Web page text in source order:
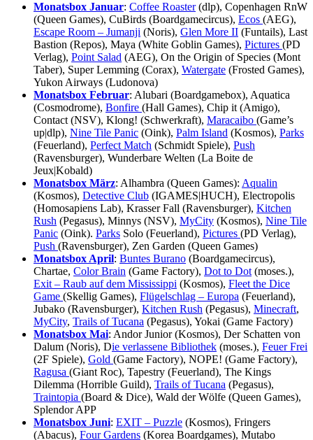
Monatsbox Januar: Coffee Roaster(dlp), Copenhagen RnW
(Queen Games), CuBirds (Boardgamecircus), Ecos (AEG),
Escape Room – Jumanji (Noris), Glen More II (Funtails), Last
Bastion (Repos), Maya (White Goblin Games), Pictures (PD
Verlag), Point Salad (AEG), On the Origin of Species (Mont
Taber), Super Lemming (Corax), Watergate (Frosted Games),
Yukon Airways (Ludonova)
Monatsbox Februar: Alubari (Boardgamebox), Aquatica
(Cosmodrome), Bonfire (Hall Games), Chip it (Amigo),
Contact (NSV), Klong! (Schwerkraft), Maracaibo (Game’s
up|dlp), Nine Tile Panic (Oink), Palm Island (Kosmos), Parks
(Feuerland), Perfect Match (Schmidt Spiele), Push
(Ravensburger), Wunderbare Welten (La Boite de
Jeux|Kobald)
Monatsbox März: Alhambra (Queen Games): Aqualin
(Kosmos), Detective Club (IGAMES|HUCH), Electropolis
(Homosapiens Lab), Krasser Fall (Ravensburger), Kitchen
Rush (Pegasus), Minnys (NSV), MyCity (Kosmos), Nine Tile
Panic (Oink). Parks Solo (Feuerland), Pictures (PD Verlag),
Push (Ravensburger), Zen Garden (Queen Games)
Monatsbox April: Buntes Burano (Boardgamecircus),
Chartae, Color Brain (Game Factory), Dot to Dot (moses.),
Exit – Raub auf dem Mississippi (Kosmos), Fleet the Dice
Game (Skellig Games), Flügelschlag – Europa (Feuerland),
Jubako (Ravensburger), Kitchen Rush (Pegasus), Minecraft,
MyCity, Trails of Tucana (Pegasus), Yokai (Game Factory)
Monatsbox Mai: Andor Junior (Kosmos), Der Schatten von
Dalum (Noris), Die verlassene Bibliothek (moses.), Feuer Frei
(2F Spiele), Gold (Game Factory), NOPE! (Game Factory),
Ragusa (Giant Roc), Tapestry (Feuerland), The Kings
Dilemma (Horrible Guild), Trails of Tucana (Pegasus),
Traintopia (Board & Dice), Wald der Wölfe (Queen Games),
Splendor APP
Monatsbox Juni: EXIT – Puzzle (Kosmos), Fringers
(Abacus), Four Gardens (Korea Boardgames), Mutabo